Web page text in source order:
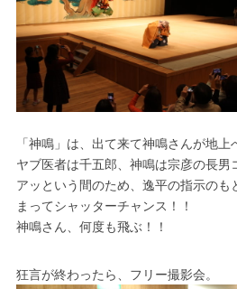
「神鳴」は、出て来て神鳴さんが地上
ヤブ医者は千五郎、神鳴は宗彦の長男
アッという間のため、逸平の指示のも
まってシャッターチャンス！！
神鳴さん、何度も飛ぶ！！
狂言が終わったら、フリー撮影会。